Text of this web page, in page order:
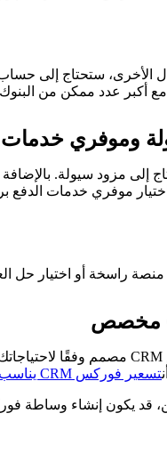
الأخرى، ستحتاج إلى
أكبر عدد ممكن من
وموفري خدمات
موفري خدمات الدفع
راسخة أو اختيار حل
تسعير فوركس CRM يناسب ميزانيتك ومتطلباتك التشغيلية طويلة المدى.